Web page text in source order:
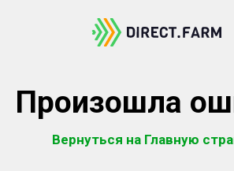
Произошла
Вернуться на Главную